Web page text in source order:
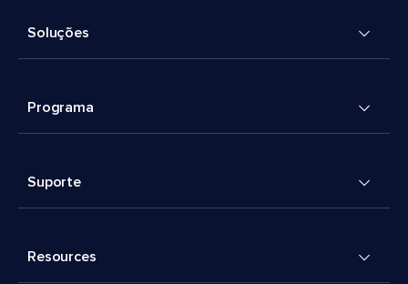
Soluções
Programa
Suporte
Resources